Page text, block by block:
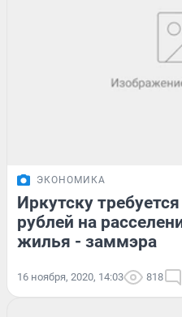
ЭКОНОМИКА
Иркутску
рублей на
жилья - заммэра
16 ноября, 2020, 14:03 818